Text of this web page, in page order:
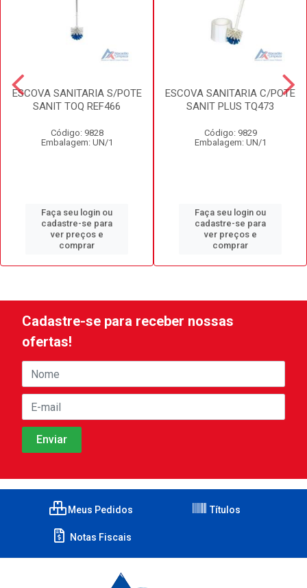
ESCOVA SANITARIA S/POTE
SANIT TOQ REF466
Código: 9828
Embalagem: UN/1
Faça seu login ou
cadastre-se para
ver preços e
comprar
ESCOVA SANITARIA C/POTE
SANIT PLUS TQ473
Código: 9829
Embalagem: UN/1
Faça seu login ou
cadastre-se para
ver preços e
comprar
Cadastre-se para receber nossas
ofertas!
Meus Pedidos Títulos
Notas Fiscais